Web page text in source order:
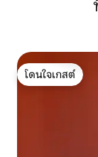
โดนใจเกสต์
โดนใจเกสต์